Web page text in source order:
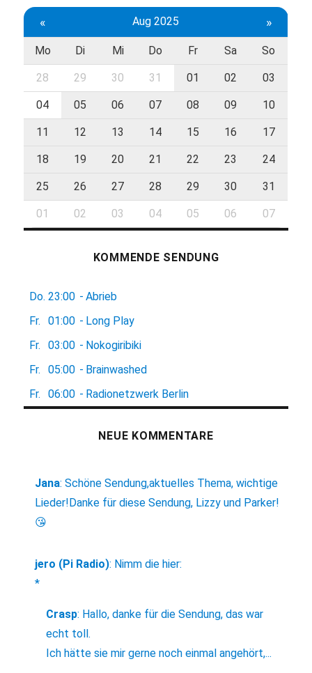
« Aug 2025 »
Mo Di Mi Do Fr Sa So
28 29 30 31 01 02 03
04 05 06 07 08 09 10
11 12 13 14 15 16 17
18 19 20 21 22 23 24
25 26 27 28 29 30 31
01 02 03 04 05 06 07
KOMMENDE SENDUNG
Do. 23:00 - Abrieb
Fr.
01:00 - Long Play
Fr.
03:00 - Nokogiribiki
Fr.
05:00 - Brainwashed
Fr.
06:00 - Radionetzwerk Berlin
NEUE KOMMENTARE
Jana:Schöne Sendung,aktuelles Thema, wichtige
Lieder!Danke für diese Sendung, Lizzy und Parker!
😘
jero (Pi Radio): Nimm die hier:
*
Crasp: Hallo, danke für die Sendung, das war
echt toll.
Ich hätte sie mir gerne noch einmal angehört,...